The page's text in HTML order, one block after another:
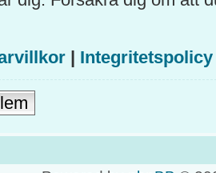
| Integritetspolicy